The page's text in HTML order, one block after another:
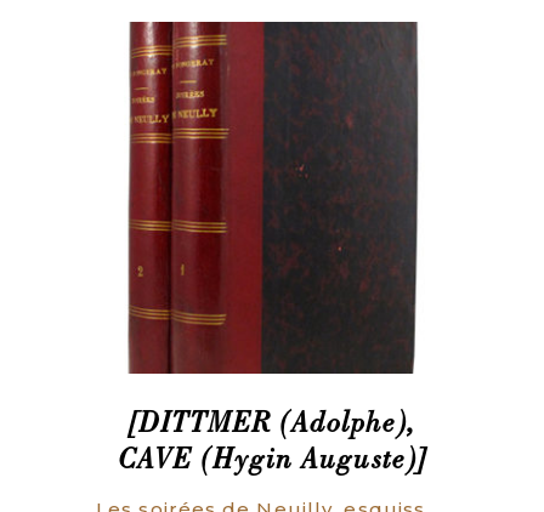
[DITTMER (Adolphe),
CAVE (Hygin Auguste)]